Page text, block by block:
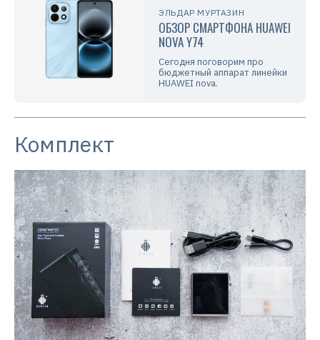
ЭЛЬДАР МУРТАЗИН
ОБЗОР СМАРТФОНА HUAWEI
NOVA Y74
Сегодня поговорим про
бюджетный аппарат линейки
HUAWEI nova.
Комплект